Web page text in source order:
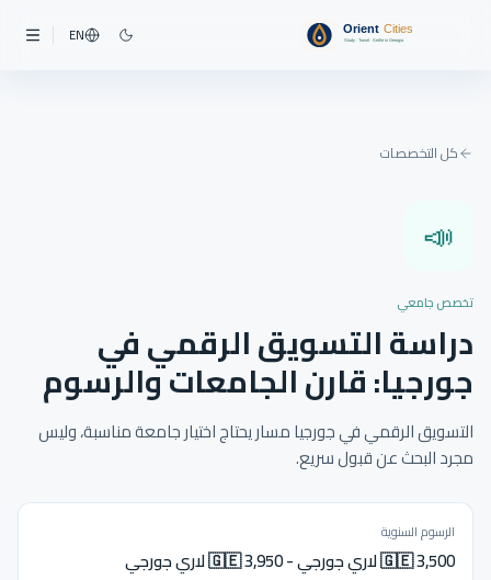
EN
كل التخصصات
📣
تخصص جامعي
دراسة التسويق الرقمي في
جورجيا: قارن الجامعات والرسوم
التسويق الرقمي في جورجيا مسار يحتاج اختيار جامعة مناسبة، وليس
مجرد البحث عن قبول سريع.
الرسوم السنوية
🇬🇪 3,500 لاري جورجي - 🇬🇪 3,950 لاري جورجي